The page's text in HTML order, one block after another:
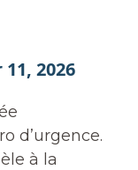
2026
d’urgence.
à la